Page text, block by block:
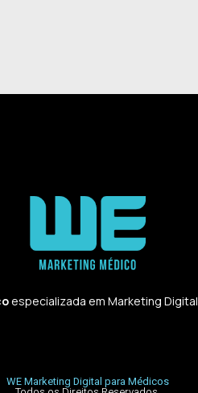
especializada em Marketing
WE Marketing Digital para Médicos